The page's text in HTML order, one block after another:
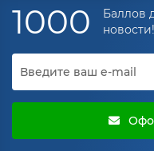
1000
Баллов